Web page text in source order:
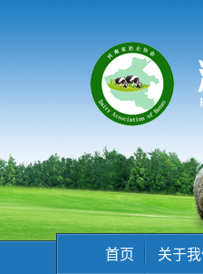
首页 关于我